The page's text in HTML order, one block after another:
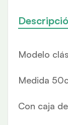
Modelo
Medida
Con caja